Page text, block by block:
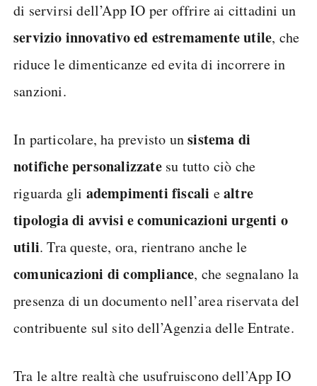
di servirsi dell’App IO per offrire ai cittadini un
servizio innovativo ed estremamente utile, che
riduce le dimenticanze ed evita di incorrere in
sanzioni.
In particolare, ha previsto unsistema di
notifiche personalizzatesu tutto ciò che
riguarda gli adempimenti fiscali ealtre
tipologia di avvisi e comunicazioni urgenti o
utili. Tra queste, ora, rientrano anche le
comunicazioni di compliance, che segnalano la
presenza di un documento nell’area riservata del
contribuente sul sito dell’Agenzia delle Entrate.
Tra le altre realtà che usufruiscono dell’App IO